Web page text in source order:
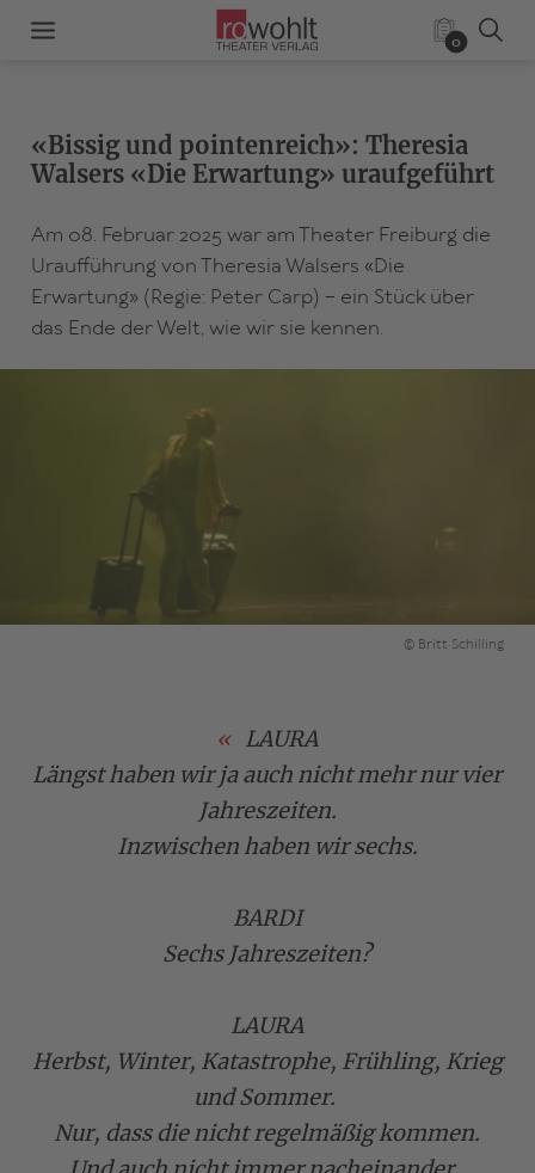
0
«Bissig und pointenreich»: Theresia
Walsers «Die Erwartung» uraufgeführt
Am 08. Februar 2025 war am Theater Freiburg die
Uraufführung von Theresia Walsers «Die
Erwartung» (Regie: Peter Carp) – ein Stück über
das Ende der Welt, wie wir sie kennen.
© Britt Schilling
LAURA
Längst haben wir ja auch nicht mehr nur vier
Jahreszeiten.
Inzwischen haben wir sechs.
BARDI
Sechs Jahreszeiten?
LAURA
Herbst, Winter, Katastrophe, Frühling, Krieg
und Sommer.
Nur, dass die nicht regelmäßig kommen.